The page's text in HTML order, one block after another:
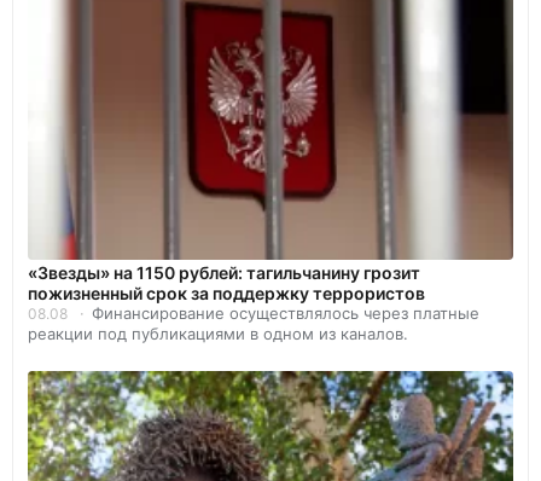
«Звезды» на 1150 рублей: тагильчанину грозит
пожизненный срок за поддержку террористов
08.08
Финансирование осуществлялось через платные
реакции под публикациями в одном из каналов.